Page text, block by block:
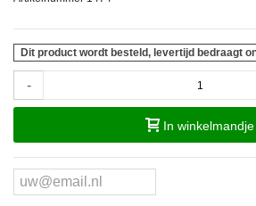
Dit product wordt besteld, levertijd bedraagt
-
In winkelmandje